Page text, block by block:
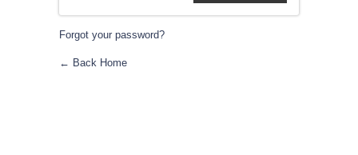
Forgot your password?
← Back Home